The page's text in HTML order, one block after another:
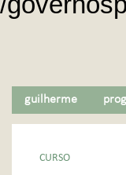
guilherme
CURSO